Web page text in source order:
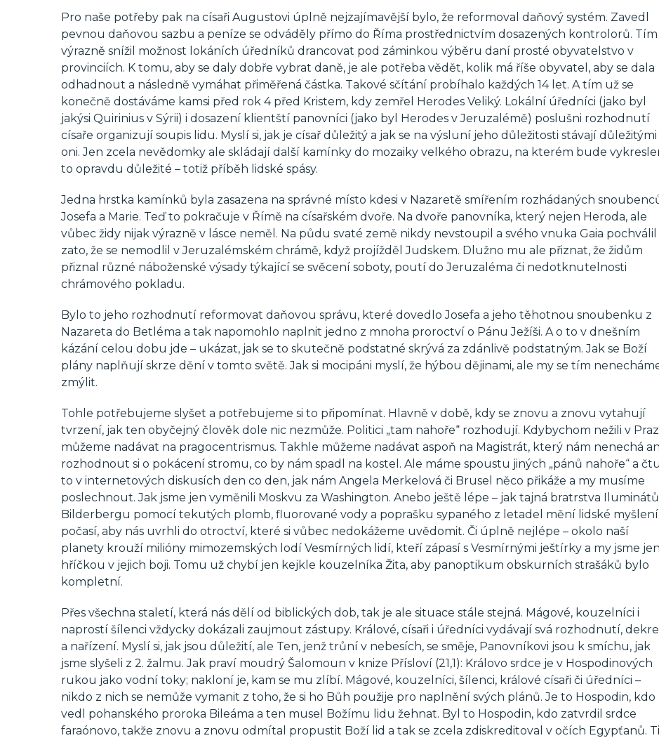
Pro naše potřeby pak na císaři Augustovi úplně nejzajímavější bylo, že reformoval daňový systém. Zavedl
pevnou daňovou sazbu a peníze se odváděly přímo do Říma prostřednictvím dosazených kontrolorů. Tím
výrazně snížil možnost lokáních úředníků drancovat pod záminkou výběru daní prosté obyvatelstvo v
provinciích. K tomu, aby se daly dobře vybrat daně, je ale potřeba vědět, kolik má říše obyvatel, aby se dala
odhadnout a následně vymáhat přiměřená částka. Takové sčítání probíhalo každých 14 let. A tím už se
konečně dostáváme kamsi před rok 4 před Kristem, kdy zemřel Herodes Veliký. Lokální úředníci (jako byl
jakýsi Quirinius v Sýrii) i dosazení klientští panovníci (jako byl Herodes v Jeruzalémě) poslušni rozhodnutí
císaře organizují soupis lidu. Myslí si, jak je císař důležitý a jak se na výsluní jeho důležitosti stávají důležitými
oni. Jen zcela nevědomky ale skládají další kamínky do mozaiky velkého obrazu, na kterém bude
to opravdu důležité – totiž příběh lidské spásy.
Jedna hrstka kamínků byla zasazena na správné místo kdesi v Nazaretě smířením rozhádaných
Josefa a Marie. Teď to pokračuje v Římě na císařském dvoře. Na dvoře panovníka, který nejen Heroda, ale
vůbec židy nijak výrazně v lásce neměl. Na půdu svaté země nikdy nevstoupil a svého vnuka Gaia pochválil
zato, že se nemodlil v Jeruzalémském chrámě, když projížděl Judskem. Dlužno mu ale přiznat, že židům
přiznal různé náboženské výsady týkající se svěcení soboty, poutí do Jeruzaléma či nedotknutelnosti
chrámového pokladu.
Bylo to jeho rozhodnutí reformovat daňovou správu, které dovedlo Josefa a jeho těhotnou snoubenku z
Nazareta do Betléma a tak napomohlo naplnit jedno z mnoha proroctví o Pánu Ježíši. A o to v dnešním
kázání celou dobu jde – ukázat, jak se to skutečně podstatné skrývá za zdánlivě podstatným. Jak se Boží
plány naplňují skrze dění v tomto světě. Jak si mocipáni myslí, že hýbou dějinami, ale my se tím
zmýlit.
Tohle potřebujeme slyšet a potřebujeme si to připomínat. Hlavně v době, kdy se znovu a znovu vytahují
tvrzení, jak ten obyčejný člověk dole nic nezmůže. Politici „tam nahoře“ rozhodují. Kdybychom nežili v
můžeme nadávat na pragocentrismus. Takhle můžeme nadávat aspoň na Magistrát, který nám nenechá
rozhodnout si o pokácení stromu, co by nám spadl na kostel. Ale máme spoustu jiných „pánů nahoře“ a čtu
to v internetových diskusích den co den, jak nám Angela Merkelová či Brusel něco přikáže a my musíme
poslechnout. Jak jsme jen vyměnili Moskvu za Washington. Anebo ještě lépe – jak tajná bratrstva
Bilderbergu pomocí tekutých plomb, fluorované vody a poprašku sypaného z letadel mění lidské myšlení
počasí, aby nás uvrhli do otroctví, které si vůbec nedokážeme uvědomit. Či úplně nejlépe – okolo naší
planety krouží milióny mimozemských lodí Vesmírných lidí, kteří zápasí s Vesmírnými ještírky a my jsme jen
hříčkou v jejich boji. Tomu už chybí jen kejkle kouzelníka Žita, aby panoptikum obskurních strašáků bylo
kompletní.
Přes všechna staletí, která nás dělí od biblických dob, tak je ale situace stále stejná. Mágové, kouzelníci i
naprostí šílenci vždycky dokázali zaujmout zástupy. Králové, císaři i úředníci vydávají svá rozhodnutí,
a nařízení. Myslí si, jak jsou důležití, ale Ten, jenž trůní v nebesích, se směje, Panovníkovi jsou k smíchu, jak
jsme slyšeli z 2. žalmu. Jak praví moudrý Šalomoun v knize Přísloví (21,1): Královo srdce je v Hospodinových
rukou jako vodní toky; nakloní je, kam se mu zlíbí. Mágové, kouzelníci, šílenci, králové císaři či úředníci –
nikdo z nich se nemůže vymanit z toho, že si ho Bůh použije pro naplnění svých plánů. Je to Hospodin, kdo
vedl pohanského proroka Bileáma a ten musel Božímu lidu žehnat. Byl to Hospodin, kdo zatvrdil srdce
faraónovo, takže znovu a znovu odmítal propustit Boží lid a tak se zcela zdiskreditoval v očích Egypťanů. Ti